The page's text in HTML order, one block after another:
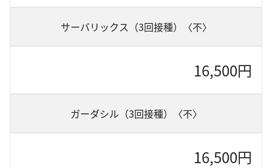
サーバリックス（3回接種）〈不〉
16,500円
ガーダシル（3回接種）〈不〉
16,500円